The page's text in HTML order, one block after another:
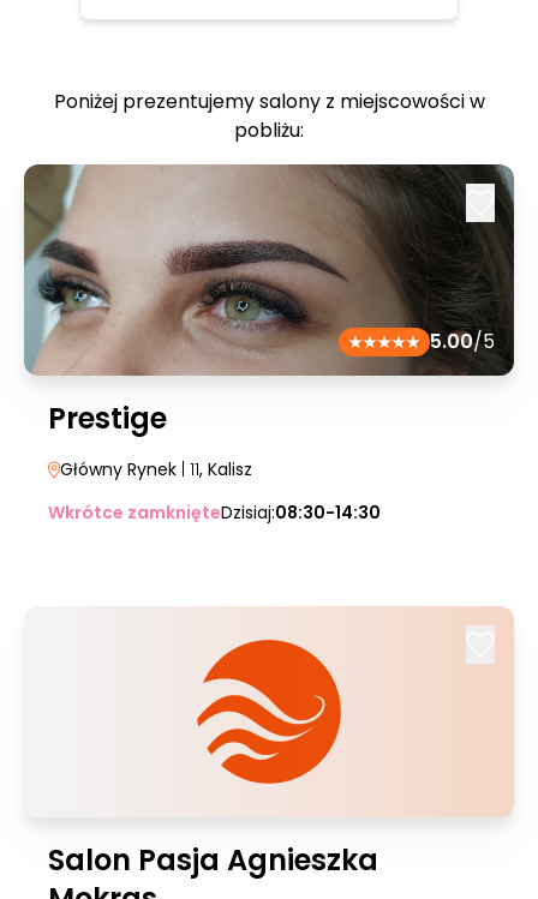
Poniżej prezentujemy salony z miejscowości w
pobliżu:
5.00/5
Prestige
Główny Rynek | 11, Kalisz
Wkrótce zamknięteDzisiaj:08:30-14:30
Salon Pasja Agnieszka